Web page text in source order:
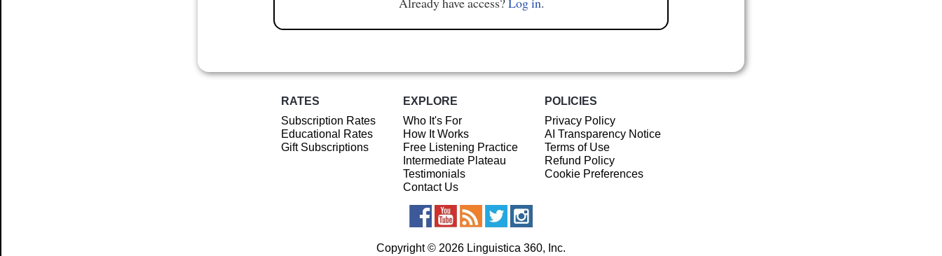
RATES
Subscription Rates
Educational Rates
Gift Subscriptions
EXPLORE
Who It's For
How It Works
Free Listening Practice
Intermediate Plateau
Testimonials
Contact Us
POLICIES
Privacy Policy
AI Transparency Notice
Terms of Use
Refund Policy
Cookie Preferences
Copyright © 2026 Linguistica 360, Inc.